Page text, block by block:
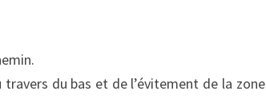
du bas et de l’évitement de la zone